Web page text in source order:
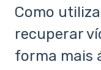
Como
recuperar
forma mais